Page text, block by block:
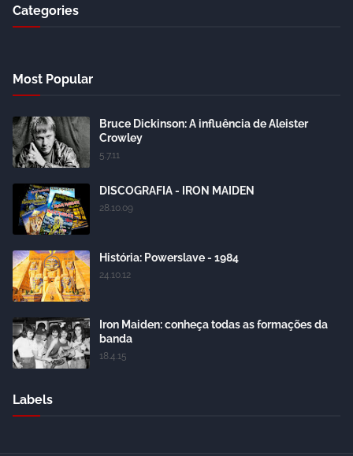
Categories
Most Popular
Bruce Dickinson: A influência de Aleister
Crowley
5.7.11
DISCOGRAFIA - IRON MAIDEN
28.10.09
História: Powerslave - 1984
24.10.12
Iron Maiden: conheça todas as formações da
banda
18.4.15
Labels